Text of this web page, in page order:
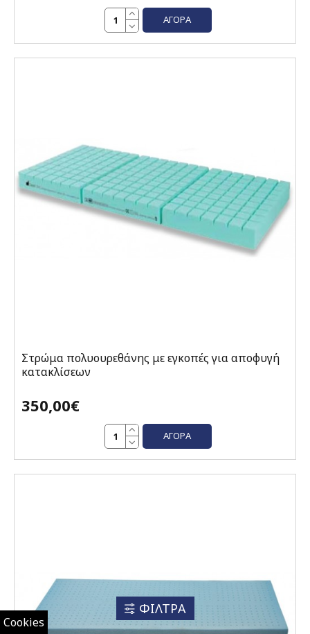
Cookies
ΑΓΟΡΆ
Στρώμα πολυουρεθάνης με εγκοπές για αποφυγή
κατακλίσεων
350,00€
ΑΓΟΡΆ
ΦΙΛΤΡΑ